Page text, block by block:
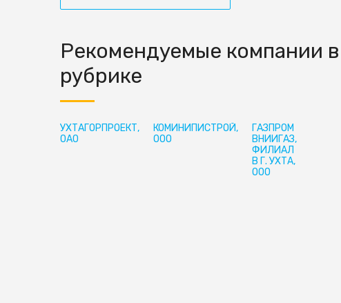
Рекомендуемые компании
рубрике
УХТАГОРПРОЕКТ,
ОАО
КОМИНИПИСТРОЙ,
ООО
ГАЗПРОМ
ВНИИГАЗ,
ФИЛИАЛ
В Г. УХТА,
ООО